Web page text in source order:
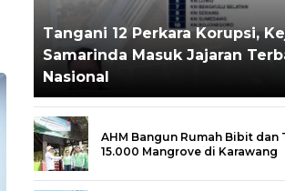
Tangani 12 Perkara Korupsi,
Samarinda Masuk Jajaran
Nasional
AHM Bangun Rumah Bibit dan
15.000 Mangrove di Karawang